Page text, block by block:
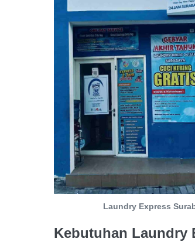
Laundry Express
Kebutuhan Laundry